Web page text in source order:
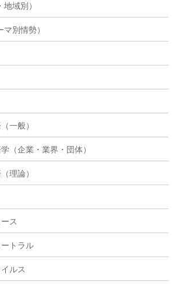
域別）
別情勢）
一般）
（企業・業界・団体）
理論）
ス
トラル
ルス